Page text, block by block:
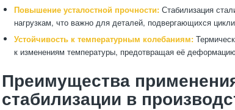
Повышение усталостной прочности: Стабилизация
нагрузкам, что важно для деталей, подвергающихся
Устойчивость к температурным колебаниям:
к изменениям температуры, предотвращая её
Преимущества
стабилизации в